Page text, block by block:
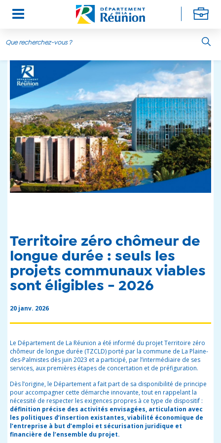
Territoire zéro chômeur de
longue durée : seuls les
projets communaux viables
sont éligibles - 2026
20 janv. 2026
Le Département de La Réunion a été informé du projet Territoire zéro
chômeur de longue durée (TZCLD) porté par la commune de La Plaine-
des-Palmistes dès juin 2023 et a participé, par l’intermédiaire de ses
services, aux premières étapes de concertation et de préfiguration.
Dès l’origine, le Département a fait part de sa disponibilité de principe
pour accompagner cette démarche innovante, tout en rappelant la
nécessité de respecter les exigences propres à ce type de dispositif :
définition précise des activités envisagées, articulation avec
les politiques d’insertion existantes, viabilité économique de
l’entreprise à but d’emploi et sécurisation juridique et
financière de l’ensemble du projet.